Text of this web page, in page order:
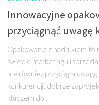
Innowacyjne
przyciągnąć uwagę
Opakowania z nadrukiem
świecie marketingu i
ale również przyciąga
konkurencji, dobrze
kluczem do...